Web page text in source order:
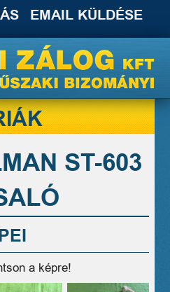
EMAIL KÜLDÉSE
ST-603
a képre!